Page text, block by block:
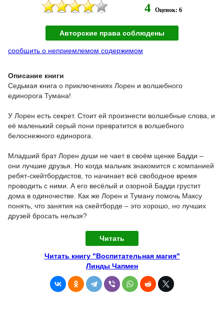
4 Оценок: 6
Авторские права соблюдены
сообщить о неприемлемом содержимом
Описание книги
Седьмая книга о приключениях Лорен и волшебного
единорога Тумана!
У Лорен есть секрет. Стоит ей произнести волшебные слова, и
её маленький серый пони превратится в волшебного
белоснежного единорога.
Младший брат Лорен души не чает в своём щенке Бадди –
они лучшие друзья. Но когда мальчик знакомится с компанией
ребят-скейтбордистов, то начинает всё свободное время
проводить с ними. А его весёлый и озорной Бадди грустит
дома в одиночестве. Как же Лорен и Туману помочь Максу
понять, что занятия на скейтборде – это хорошо, но лучших
друзей бросать нельзя?
Читать
Читать книгу "Воспитательная магия"
Линды Чапмен